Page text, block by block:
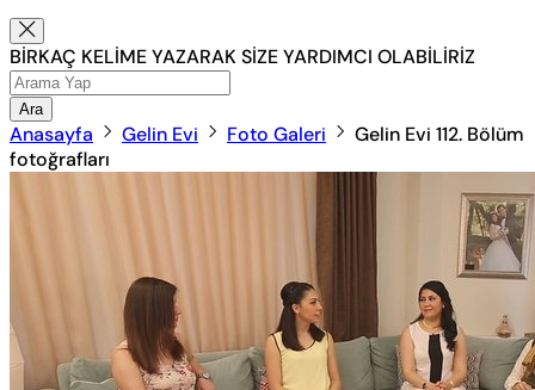
BİRKAÇ KELİME YAZARAK SİZE YARDIMCI OLABİLİRİZ
Ara
Anasayfa Gelin Evi Foto Galeri
Gelin Evi 112. Bölüm
fotoğrafları